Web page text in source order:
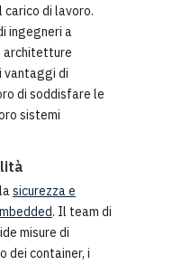
di lavoro.
ingegneri a
architetture
vantaggi di
di soddisfare le
sistemi
sicurezza e
. Il team di
misure di
dei container, i